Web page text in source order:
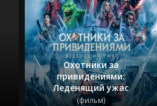
Охотники за
привидениями:
Леденящий ужас
(фильм)